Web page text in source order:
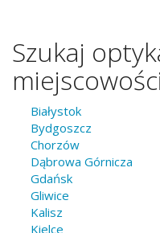
Szukaj
Białystok
Bydgoszcz
Chorzów
Dąbrowa Górnicza
Gdańsk
Gliwice
Kalisz
Kielce